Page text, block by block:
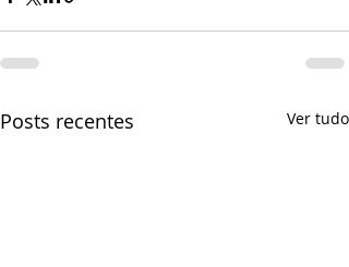
Posts recentes Ver tudo